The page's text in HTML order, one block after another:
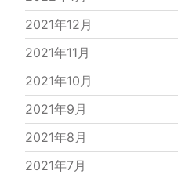
2021年12月
2021年11月
2021年10月
2021年9月
2021年8月
2021年7月